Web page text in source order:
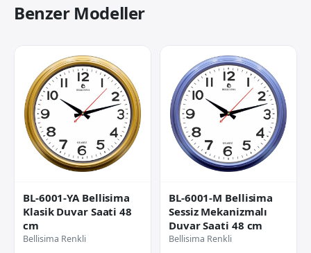
Benzer Modeller
BL-6001-YA Bellisima
Klasik Duvar Saati 48
cm
Bellisima Renkli
BL-6001-M Bellisima
Sessiz Mekanizmalı
Duvar Saati 48 cm
Bellisima Renkli